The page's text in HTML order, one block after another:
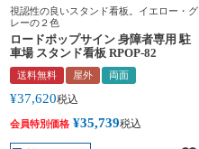
視認性の良いスタンド看板。イエロー・グ
レーの２色
ロードポップサイン 身障者専用 駐
車場 スタンド看板 RPOP-82
送料無料 屋外 両面
¥37,620税込
会員特別価格 ¥35,739税込